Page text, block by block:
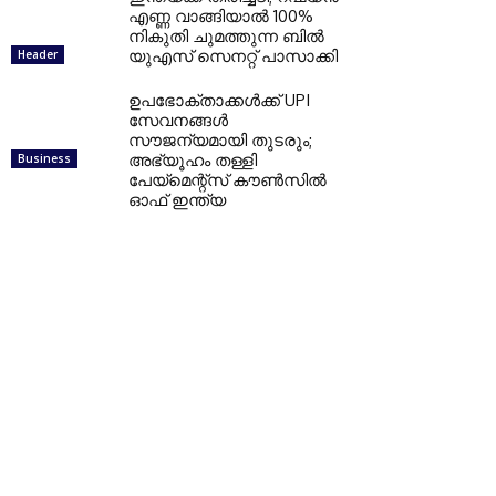
Header
എണ്ണ വാങ്ങിയാല്‍ 100%
നികുതി ചുമത്തുന്ന ബില്‍
യുഎസ് സെനറ്റ് പാസാക്കി
Business
ഉപഭോക്താക്കള്‍ക്ക് UPI
സേവനങ്ങള്‍
സൗജന്യമായി തുടരും;
അഭ്യൂഹം തള്ളി
പേയ്മെന്റ്‌സ് കൗണ്‍സില്‍
ഓഫ് ഇന്ത്യ